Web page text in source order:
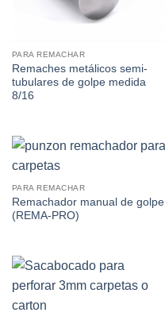
PARA REMACHAR
Remaches metálicos semi-
tubulares de golpe medida
8/16
PARA REMACHAR
Remachador manual de golpe
(REMA-PRO)